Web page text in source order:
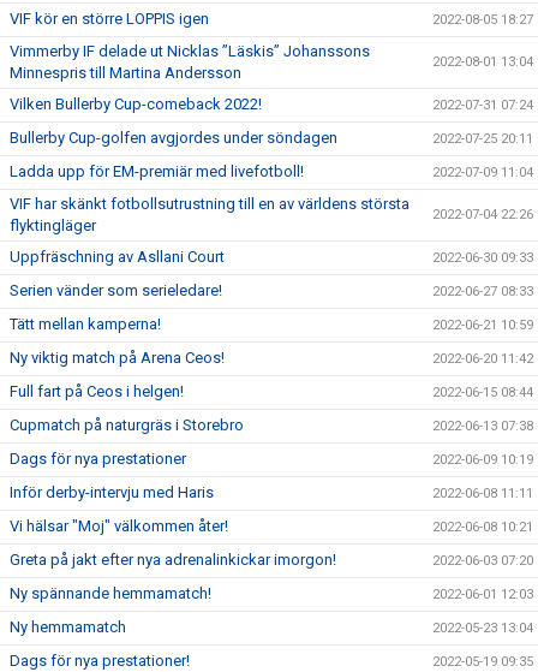
VIF kör en större LOPPIS igen 2022-08-05 18:27
Vimmerby IF delade ut Nicklas ”Läskis” Johanssons
Minnespris till Martina Andersson
2022-08-01 13:04
Vilken Bullerby Cup-comeback 2022! 2022-07-31 07:24
Bullerby Cup-golfen avgjordes under söndagen 2022-07-25 20:11
Ladda upp för EM-premiär med livefotboll! 2022-07-09 11:04
VIF har skänkt fotbollsutrustning till en av världens största
flyktingläger
2022-07-04 22:26
Uppfräschning av Asllani Court 2022-06-30 09:33
Serien vänder som serieledare! 2022-06-27 08:33
Tätt mellan kamperna! 2022-06-21 10:59
Ny viktig match på Arena Ceos! 2022-06-20 11:42
Full fart på Ceos i helgen! 2022-06-15 08:44
Cupmatch på naturgräs i Storebro 2022-06-13 07:38
Dags för nya prestationer 2022-06-09 10:19
Inför derby-intervju med Haris 2022-06-08 11:11
Vi hälsar "Moj" välkommen åter! 2022-06-08 10:21
Greta på jakt efter nya adrenalinkickar imorgon! 2022-06-03 07:20
Ny spännande hemmamatch! 2022-06-01 12:03
Ny hemmamatch 2022-05-23 13:04
Dags för nya prestationer! 2022-05-19 09:35